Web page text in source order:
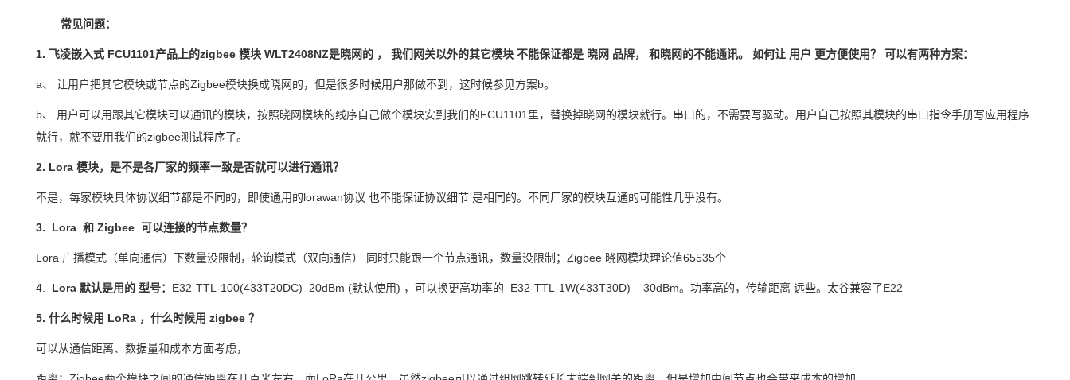
常见问题：
1. 飞凌嵌入式 FCU1101产品上的zigbee 模块 WLT2408NZ是晓网的 ， 我们网关以外的其它模块 不能保证都是 晓网 品牌， 和晓网的不能通讯。 如何让 用户 更方便使用？ 可以有两种方案：
a、 让用户把其它模块或节点的Zigbee模块换成晓网的，但是很多时候用户那做不到，这时候参见方案b。
b、 用户可以用跟其它模块可以通讯的模块，按照晓网模块的线序自己做个模块安到我们的FCU1101里，替换掉晓网的模块就行。串口的，不需要写驱动。用户 自己按照其模块的串口指令手册写应用程序
就行，就不要用我们的zigbee测试程序了。
2. Lora 模块，是不是各厂家的频率一致是否就可以进行通讯？
不是，每家模块具体协议细节都是不同的，即使通用的lorawan协议 也不能保证协议细节 是相同的。不同厂家的模块互通的可能性几乎没有。
3. Lora 和 Zigbee 可以连接的节点数量？
Lora 广播模式（单向通信）下数量没限制，轮询模式（双向通信） 同时只能跟一个节点通讯，数量没限制；Zigbee 晓网模块理论值65535个
4. Lora 默认是用的 型号： E32-TTL-100(433T20DC) 20dBm (默认使用) ，可以换更高功率的 E32-TTL-1W(433T30D) 30dBm。功率高的，传输距离 远些。太谷兼容了E22
5. 什么时候用 LoRa ，什么时候用 zigbee ？
可以从通信距离、数据量和成本方面考虑，